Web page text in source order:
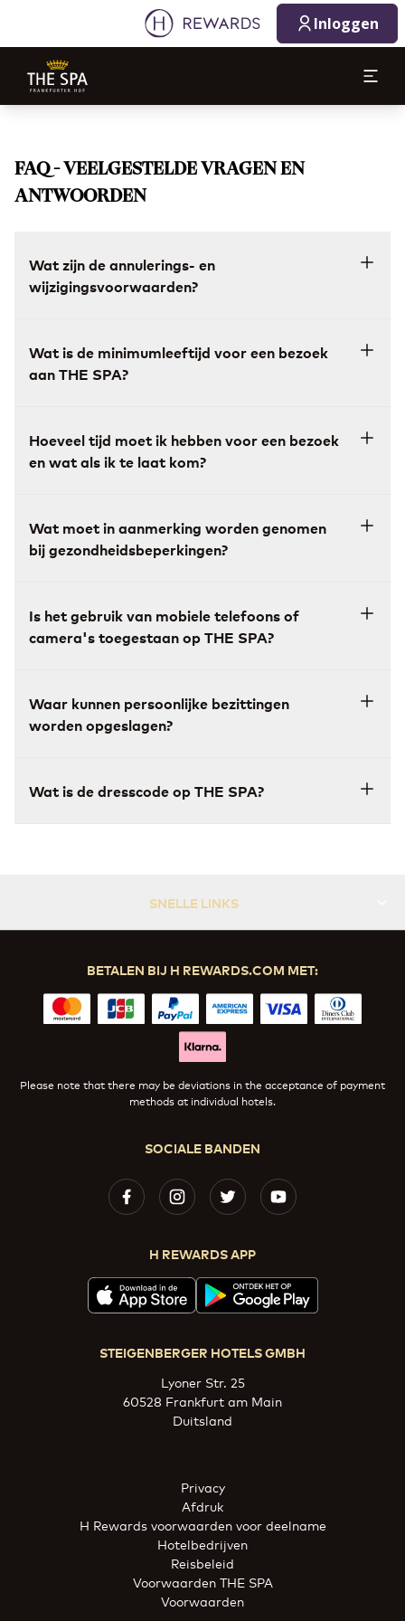
Inloggen
FAQ - VEELGESTELDE VRAGEN EN
ANTWOORDEN
Wat zijn de annulerings- en
wijzigingsvoorwaarden?
Wat is de minimumleeftijd voor een bezoek
aan THE SPA?
Hoeveel tijd moet ik hebben voor een bezoek
en wat als ik te laat kom?
Wat moet in aanmerking worden genomen
bij gezondheidsbeperkingen?
Is het gebruik van mobiele telefoons of
camera's toegestaan op THE SPA?
Waar kunnen persoonlijke bezittingen
worden opgeslagen?
Wat is de dresscode op THE SPA?
SNELLE LINKS
SOCIALE BANDEN
H REWARDS APP
BETALEN BIJ H REWARDS.COM MET:
Please note that there may be deviations in the acceptance of payment
methods at individual hotels.
STEIGENBERGER HOTELS GMBH
Lyoner Str. 25
60528 Frankfurt am Main
Duitsland
Privacy
Afdruk
H Rewards voorwaarden voor deelname
Hotelbedrijven
Reisbeleid
Voorwaarden THE SPA
Voorwaarden